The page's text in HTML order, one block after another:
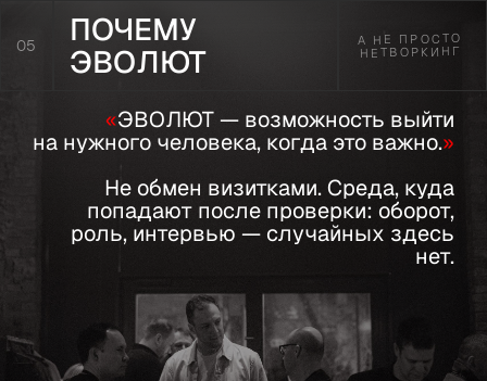
выбрали, — форум-группах,
мастермайндах, встречах — и о том,
что изменилось после вступления.
09 О НАС КАК МЫ
РАЗВИВАЛИСЬ